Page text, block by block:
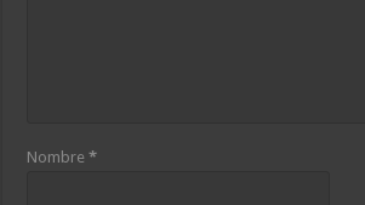
Nombre*